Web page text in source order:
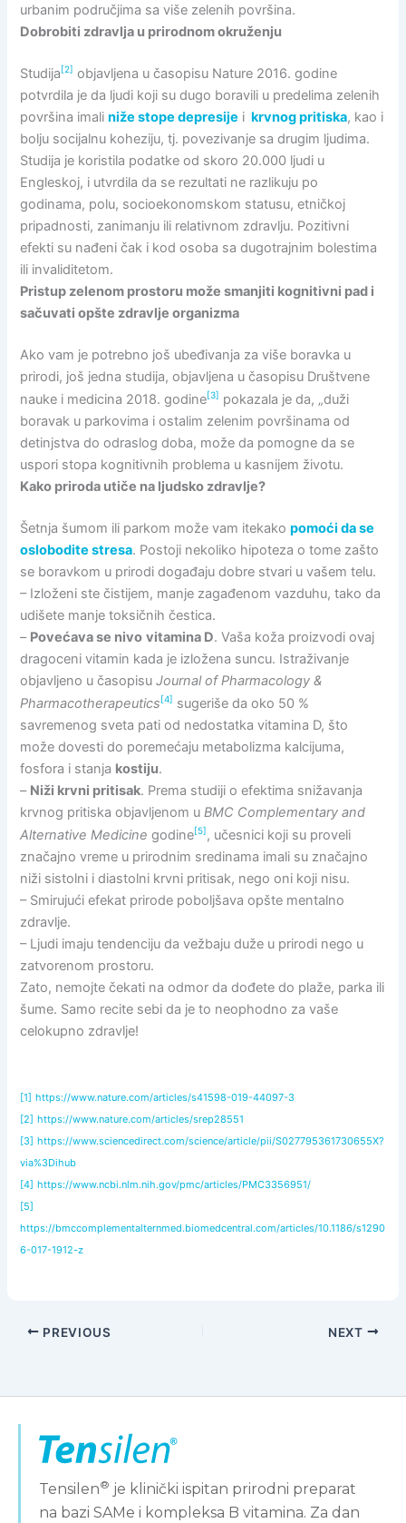
urbanim područjima sa više zelenih površina.
Dobrobiti zdravlja u prirodnom okruženju
Studija [2] objavljena u časopisu Nature 2016. godine
potvrdila je da ljudi koji su dugo boravili u predelima zelenih
površina imaliniže stope depresije i krvnog pritiska, kao i
bolju socijalnu koheziju, tj. povezivanje sa drugim ljudima.
Studija je koristila podatke od skoro 20.000 ljudi u
Engleskoj, i utvrdila da se rezultati ne razlikuju po
godinama, polu, socioekonomskom statusu, etničkoj
pripadnosti, zanimanju ili relativnom zdravlju. Pozitivni
efekti su nađeni čak i kod osoba sa dugotrajnim bolestima
ili invaliditetom.
Pristup zelenom prostoru može smanjiti kognitivni pad i
sačuvati opšte zdravlje organizma
Ako vam je potrebno još ubeđivanja za više boravka u
prirodi, još jedna studija, objavljena u časopisu Društvene
nauke i medicina 2018. godine[3] pokazala je da, „duži
boravak u parkovima i ostalim zelenim površinama od
detinjstva do odraslog doba, može da pomogne da se
uspori stopa kognitivnih problema u kasnijem životu.
Kako priroda utiče na ljudsko zdravlje?
Šetnja šumom ili parkom može vam itekakopomoći da se
oslobodite stresa. Postoji nekoliko hipoteza o tome zašto
se boravkom u prirodi događaju dobre stvari u vašem telu.
– Izloženi ste čistijem, manje zagađenom vazduhu, tako da
udišete manje toksičnih čestica.
– Povećava se nivo vitamina D. Vaša koža proizvodi ovaj
dragoceni vitamin kada je izložena suncu. Istraživanje
objavljeno u časopisuJournal of Pharmacology &
Pharmacotherapeutics[4] sugeriše da oko 50 %
savremenog sveta pati od nedostatka vitamina D, što
može dovesti do poremećaju metabolizma kalcijuma,
fosfora i stanja kostiju.
– Niži krvni pritisak. Prema studiji o efektima snižavanja
krvnog pritiska objavljenom uBMC Complementary and
Alternative Medicine godine[5] , učesnici koji su proveli
značajno vreme u prirodnim sredinama imali su značajno
niži sistolni i diastolni krvni pritisak, nego oni koji nisu.
– Smirujući efekat prirode poboljšava opšte mentalno
zdravlje.
– Ljudi imaju tendenciju da vežbaju duže u prirodi nego u
zatvorenom prostoru.
Zato, nemojte čekati na odmor da dođete do plaže, parka ili
šume. Samo recite sebi da je to neophodno za vaše
celokupno zdravlje!
[1] https://www.nature.com/articles/s41598-019-44097-3
[2] https://www.nature.com/articles/srep28551
[3] https://www.sciencedirect.com/science/article/pii/S027795361730655X?
via%3Dihub
[4] https://www.ncbi.nlm.nih.gov/pmc/articles/PMC3356951/
[5]
https://bmccomplementalternmed.biomedcentral.com/articles/10.1186/s1290
6-017-1912-z
PREVIOUS NEXT
Tensilen® je klinički ispitan prirodni preparat
na bazi SAMe i kompleksa B vitamina. Za dan